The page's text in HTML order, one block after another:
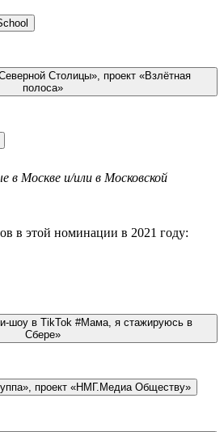
Столицы», проект «Взлётная
полоса»
в Москве и/или в Московской
в этой номинации в 2021 году:
шоу в TikTok #Мама, я стажируюсь в
Сбере»
проект «НМГ.Медиа Обществу»